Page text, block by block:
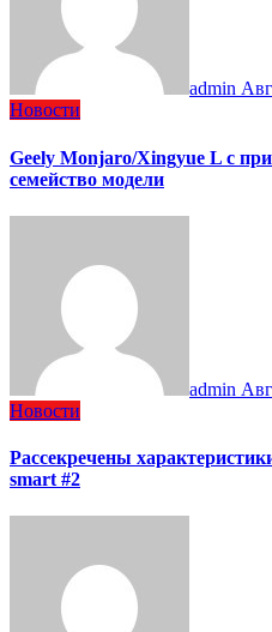
admin
Новости
Geely Monjaro/Xingyue L с
семейство модели
admin
Новости
Рассекречены
smart #2